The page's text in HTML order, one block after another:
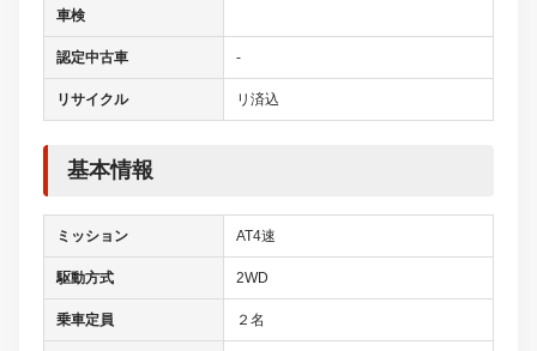
車検
認定中古車 -
リサイクル リ済込
基本情報
ミッション AT4速
駆動方式 2WD
乗車定員 ２名